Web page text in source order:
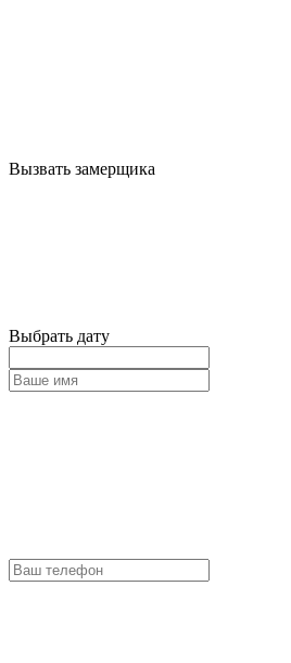
Вызвать замерщика
Выбрать дату